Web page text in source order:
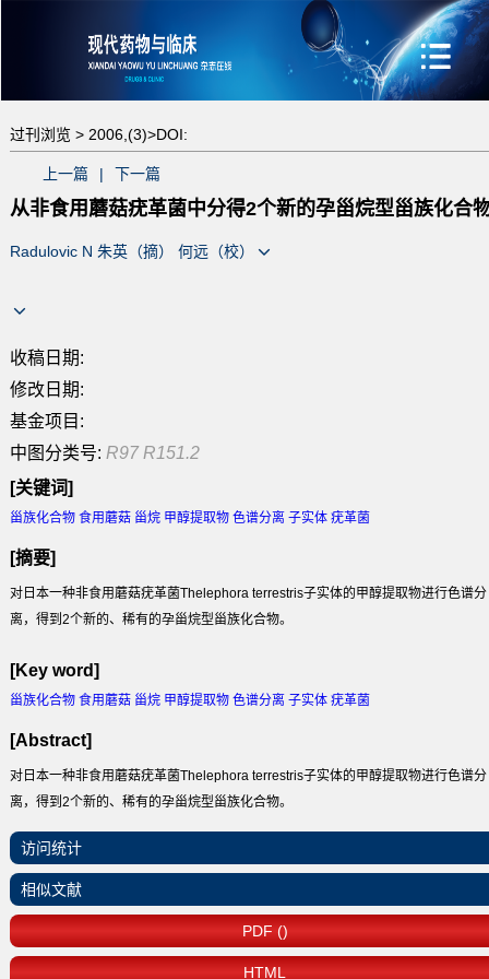
过刊浏览 > 2006,(3)>DOI:
上一篇 | 下一篇
从非食用蘑菇疣革菌中分得2个新的孕甾烷型甾族化合
Radulovic N 朱英（摘） 何远（校）
收稿日期:
修改日期:
基金项目:
中图分类号: R97 R151.2
[关键词]
甾族化合物 食用蘑菇 甾烷 甲醇提取物 色谱分离 子实体 疣革菌
[摘要]
对日本一种非食用蘑菇疣革菌Thelephora terrestris子实体的甲醇提取物进行色谱分
离，得到2个新的、稀有的孕甾烷型甾族化合物。
[Key word]
甾族化合物 食用蘑菇 甾烷 甲醇提取物 色谱分离 子实体 疣革菌
[Abstract]
对日本一种非食用蘑菇疣革菌Thelephora terrestris子实体的甲醇提取物进行色谱分
离，得到2个新的、稀有的孕甾烷型甾族化合物。
访问统计
相似文献
PDF ()
HTML